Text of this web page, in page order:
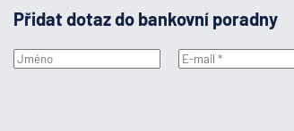
Přidat dotaz do bankovní poradny